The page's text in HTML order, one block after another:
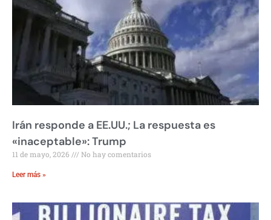
Irán responde a EE.UU.; La respuesta es
«inaceptable»: Trump
11 de mayo, 2026 No hay comentarios
Leer más »